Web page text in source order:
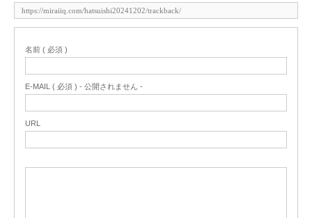
名前 ( 必須 )
E-MAIL ( 必須 ) - 公開されません -
URL